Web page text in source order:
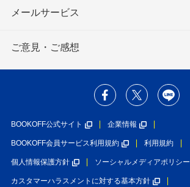
メールサービス
ご意見・ご感想
BOOKOFF公式サイト 企業情報
BOOKOFF会員サービス利用規約 利用規約
個人情報保護方針 ソーシャルメディアポリシー
カスタマーハラスメントに対する基本方針